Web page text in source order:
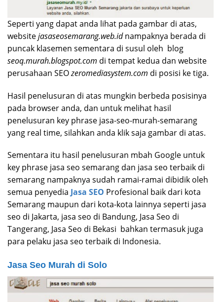
Seperti yang dapat anda lihat pada gambar di atas,
websitejasaseosemarang.web.idnampaknya berada di
puncak klasemen sementara di susul oleh blog
seoq.murah.blogspot.com di tempat kedua dan website
perusahaan SEOzeromediasystem.com di posisi ke tiga.
Hasil penelusuran di atas mungkin berbeda posisinya
pada browser anda, dan untuk melihat hasil
penelusuran key phrase jasa-seo-murah-semarang
yang real time, silahkan anda klik saja gambar di atas.
Sementara itu hasil penelusuran mbah Google untuk
key phrase jasa seo semarang dan jasa seo terbaik di
semarang nampaknya sudah ramai-ramai dibidik oleh
semua penyedia Jasa SEO Profesional baik dari kota
Semarang maupun dari kota-kota lainnya seperti jasa
seo di Jakarta, jasa seo di Bandung, Jasa Seo di
Tangerang, Jasa Seo di Bekasi bahkan termasuk juga
para pelaku jasa seo terbaik di Indonesia.
Jasa Seo Murah di Solo